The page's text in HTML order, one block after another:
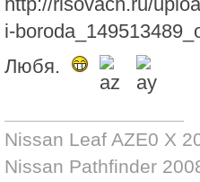
Любя.
Nissan Leaf AZE0 X
Nissan Pathfinder